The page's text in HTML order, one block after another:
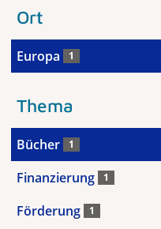
Ort
Europa 1
Thema
Bücher 1
Finanzierung 1
Förderung 1